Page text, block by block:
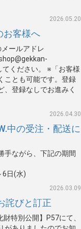
2026.05.20
お客様へ
ールアドレ
ください。 ※「お客様
ことも可能です。登録
、登録なしでお進みく
2026.04.30
中の受注・配送に
手ながら、下記の期間
6日(水)
2026.03.09
詫びと訂正
特別公開】P57にて、